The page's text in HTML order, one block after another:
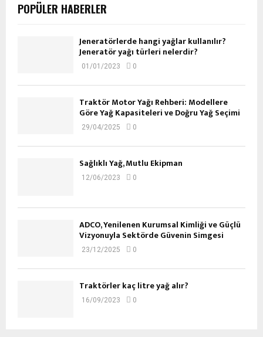
POPÜLER HABERLER
Jeneratörlerde hangi yağlar kullanılır?
Jeneratör yağı türleri nelerdir?
01/01/2023 0
Traktör Motor Yağı Rehberi: Modellere
Göre Yağ Kapasiteleri ve Doğru Yağ Seçimi
29/04/2025 0
Sağlıklı Yağ, Mutlu Ekipman
12/06/2023 0
ADCO, Yenilenen Kurumsal Kimliği ve Güçlü
Vizyonuyla Sektörde Güvenin Simgesi
23/12/2025 0
Traktörler kaç litre yağ alır?
16/09/2023 0